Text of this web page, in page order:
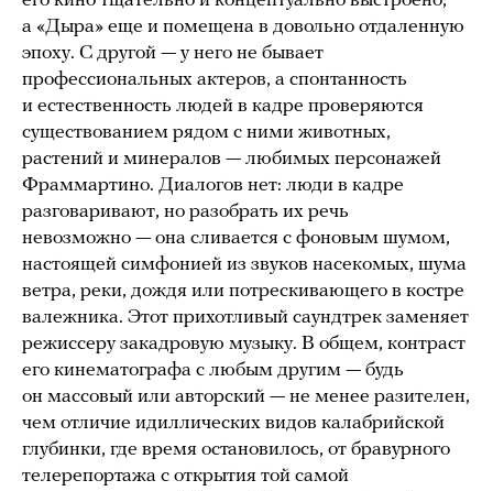
а «Дыра» еще и помещена в довольно отдаленную
эпоху. С другой — у него не бывает
профессиональных актеров, а спонтанность
и естественность людей в кадре проверяются
существованием рядом с ними животных,
растений и минералов — любимых персонажей
Фраммартино. Диалогов нет: люди в кадре
разговаривают, но разобрать их речь
невозможно — она сливается с фоновым шумом,
настоящей симфонией из звуков насекомых, шума
ветра, реки, дождя или потрескивающего в костре
валежника. Этот прихотливый саундтрек заменяет
режиссеру закадровую музыку. В общем, контраст
его кинематографа с любым другим — будь
он массовый или авторский — не менее разителен,
чем отличие идиллических видов калабрийской
глубинки, где время остановилось, от бравурного
телерепортажа с открытия той самой